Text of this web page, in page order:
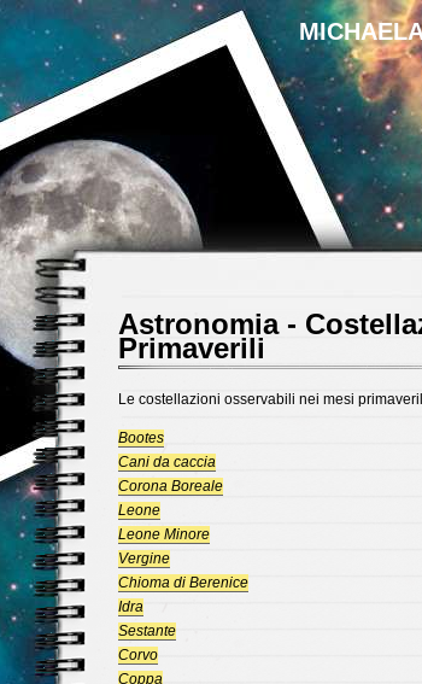
Astronomia -
Primaverili
Le costellazioni osservabili nei mesi
Bootes
Cani da caccia
Corona Boreale
Leone
Leone Minore
Vergine
Chioma di Berenice
Idra
Sestante
Corvo
Coppa